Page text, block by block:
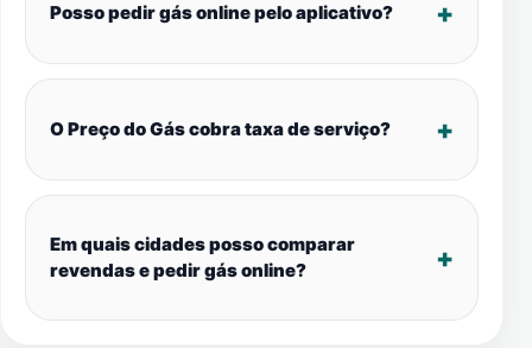
Posso pedir gás online pelo aplicativo?
O Preço do Gás cobra taxa de serviço?
Em quais cidades posso comparar
revendas e pedir gás online?